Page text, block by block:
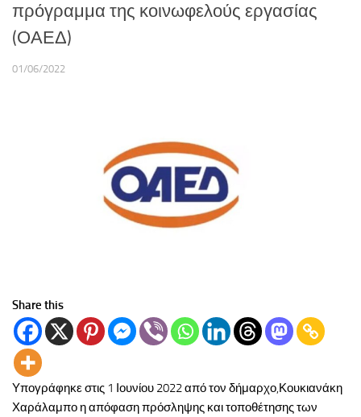
πρόγραμμα της κοινωφελούς εργασίας
(ΟΑΕΔ)
01/06/2022
Share this
Υπογράφηκε στις 1 Ιουνίου 2022 από τον δήμαρχο,Κουκιανάκη
Χαράλαμπο η απόφαση πρόσληψης και τοποθέτησης των